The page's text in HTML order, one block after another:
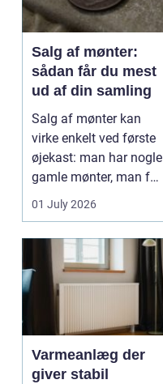
Salg af mønter:
sådan får du mest
ud af din samling
Salg af mønter kan
virke enkelt ved første
øjekast: man har nogle
gamle mønter, man får
dem vurderet...
01 July 2026
Varmeanlæg der
giver stabil